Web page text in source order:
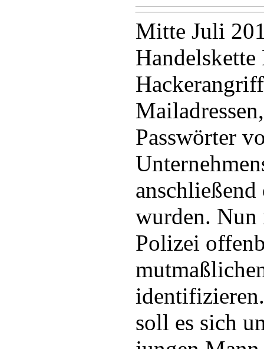
Mitte Juli
Passwörter
wurden. Nun
Polizei
soll es sich